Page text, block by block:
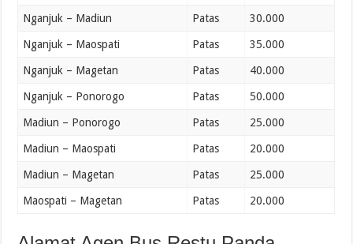
Nganjuk – Madiun Patas 30.000
Nganjuk – Maospati Patas 35.000
Nganjuk – Magetan Patas 40.000
Nganjuk – Ponorogo Patas 50.000
Madiun – Ponorogo Patas 25.000
Madiun – Maospati Patas 20.000
Madiun – Magetan Patas 25.000
Maospati – Magetan Patas 20.000